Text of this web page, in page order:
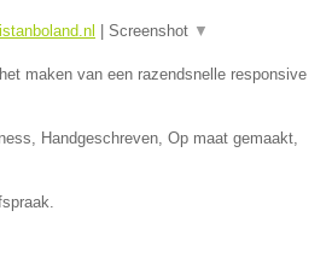
Screenshot ▼
maken van een razendsnelle responsive
Handgeschreven, Op maat gemaakt,